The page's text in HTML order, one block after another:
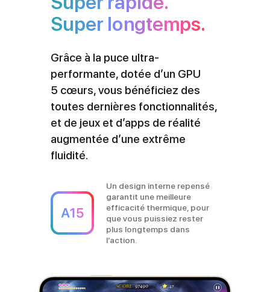
Super longtemps.
Grâce à la puce ultra-
performante, dotée d’un GPU
5 cœurs, vous bénéficiez des
toutes dernières fonctionnalités,
et de jeux et d’apps de réalité
augmentée d’une extrême
fluidité.
Un design interne repensé
garantit une meilleure
efficacité thermique, pour
que vous puissiez rester
plus longtemps dans
l’action.